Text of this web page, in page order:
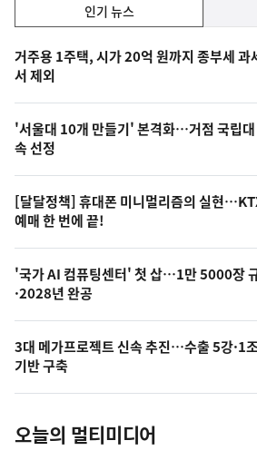
기,
최
신,
오
늘
의
영
상
오
의
사
진
인기 뉴스
기
뉴
스
거주용 1주택, 시가 20억 원까지 종부세 과
서 제외
'서울대 10개 만들기' 본격화…거점 국립대
속 선정
[달달정책] 휴대폰 미니멀리즘의 실현
예매 한 번에 끝!
'국가 AI 컴퓨팅센터' 첫 삽…1만 5000장
·2028년 완공
3대 메가프로젝트 신속 추진…수출 5강·1
기반 구축
오늘의 멀티미디어